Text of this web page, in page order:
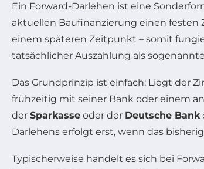
Ein Forward-Darlehen ist eine
aktuellen Baufinanzierung einen festen
einem späteren Zeitpunkt – somit
tatsächlicher Auszahlung als
Das Grundprinzip ist einfach: Liegt der
frühzeitig mit seiner Bank oder einem
der Sparkasse oder der Deutsche Bank
Darlehens erfolgt erst, wenn das
Typischerweise handelt es sich bei